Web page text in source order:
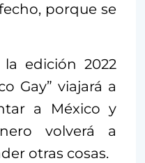
porque se
edición 2022
Gay” viajará a
a México y
volverá a
otras cosas.